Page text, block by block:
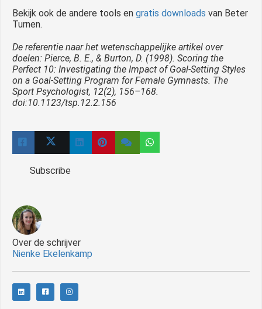
Bekijk ook de andere tools en gratis downloads van Beter
Turnen.
De referentie naar het wetenschappelijke artikel over
doelen: Pierce, B. E., & Burton, D. (1998). Scoring the
Perfect 10: Investigating the Impact of Goal-Setting Styles
on a Goal-Setting Program for Female Gymnasts. The
Sport Psychologist, 12(2), 156–168.
doi:10.1123/tsp.12.2.156
Subscribe
Over de schrijver
Nienke Ekelenkamp